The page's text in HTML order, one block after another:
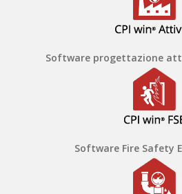
Software progettazione
Software Fire Safety